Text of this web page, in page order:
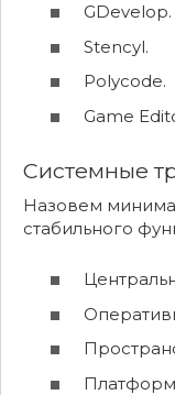
GDevelop.
Stencyl.
Polycode.
Game
Системные
Назовем
стабильного